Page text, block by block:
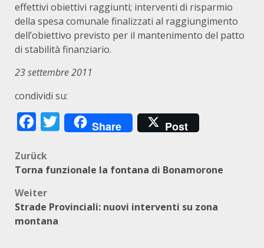
effettivi obiettivi raggiunti; interventi di risparmio
della spesa comunale finalizzati al raggiungimento
dell’obiettivo previsto per il mantenimento del patto
di stabilità finanziario.
23 settembre 2011
condividi su:
Facebook
Twitter
Share Post
Beitragsnavigation
Zurück
Torna funzionale la fontana di Bonamorone
Weiter
Strade Provinciali: nuovi interventi su zona
montana